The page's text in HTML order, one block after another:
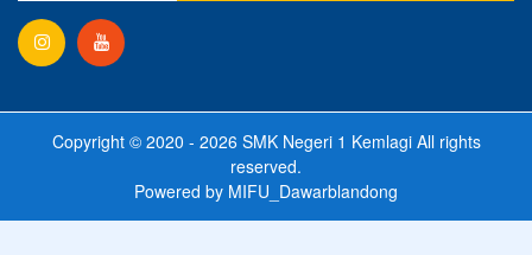
Copyright © 2020 - 2026 SMK Negeri 1 KemlagiAll rights
reserved.
Powered by MIFU_Dawarblandong